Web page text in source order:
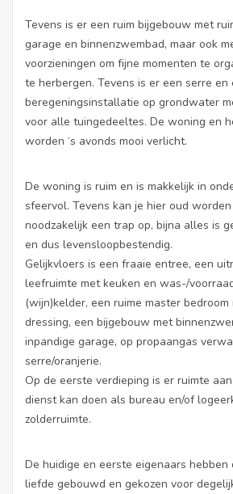
Tevens is er een ruim bijgebouw met
garage en binnenzwembad, maar ook
voorzieningen om fijne momenten te
te herbergen. Tevens is er een serre en
beregeningsinstallatie op grondwater
voor alle tuingedeeltes. De woning en
worden ‘s avonds mooi verlicht.
De woning is ruim en is makkelijk in
sfeervol. Tevens kan je hier oud
noodzakelijk een trap op, bijna alles is
en dus levensloopbestendig.
Gelijkvloers is een fraaie entree, een
leefruimte met keuken en was-/
(wijn)kelder, een ruime master
dressing, een bijgebouw met
inpandige garage, op propaangas
serre/oranjerie.
Op de eerste verdieping is er ruimte
dienst kan doen als bureau en/of
zolderruimte.
De huidige en eerste eigenaars
liefde gebouwd en gekozen voor